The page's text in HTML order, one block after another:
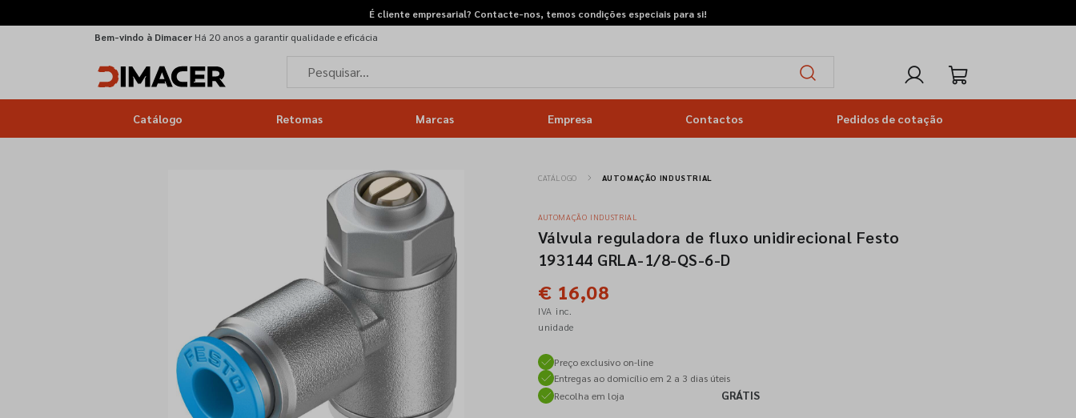
É cliente empresarial? Contacte-nos, temos condições especiais para si!
Bem-vindo à Dimacer Há 20 anos a garantir qualidade e eficácia
Catálogo Retomas Marcas Empresa Contactos Pedidos de cotação
CATÁLOGO AUTOMAÇÃO INDUSTRIAL
AUTOMAÇÃO INDUSTRIAL
Válvula reguladora de fluxo unidirecional Festo
193144 GRLA-1/8-QS-6-D
€ 16,08
IVA inc.
unidade
Preço exclusivo on-line
Entregas ao domicílio em 2 a 3 dias úteis
Recolha em loja
GRÁTIS